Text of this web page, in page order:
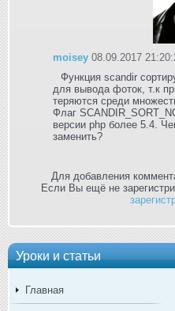
Уроки и статьи
Главная
moisey 08.09.2017
Функция scandir
для вывода фоток, т.к
теряются среди
Флаг
версии php более 5.4.
заменить?
Для добавления
Если Вы ещё не